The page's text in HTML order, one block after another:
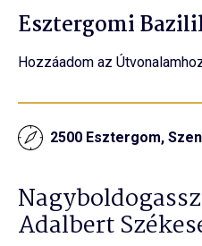
Esztergomi
Hozzáadom az
2500 Esztergom,
Adalbert